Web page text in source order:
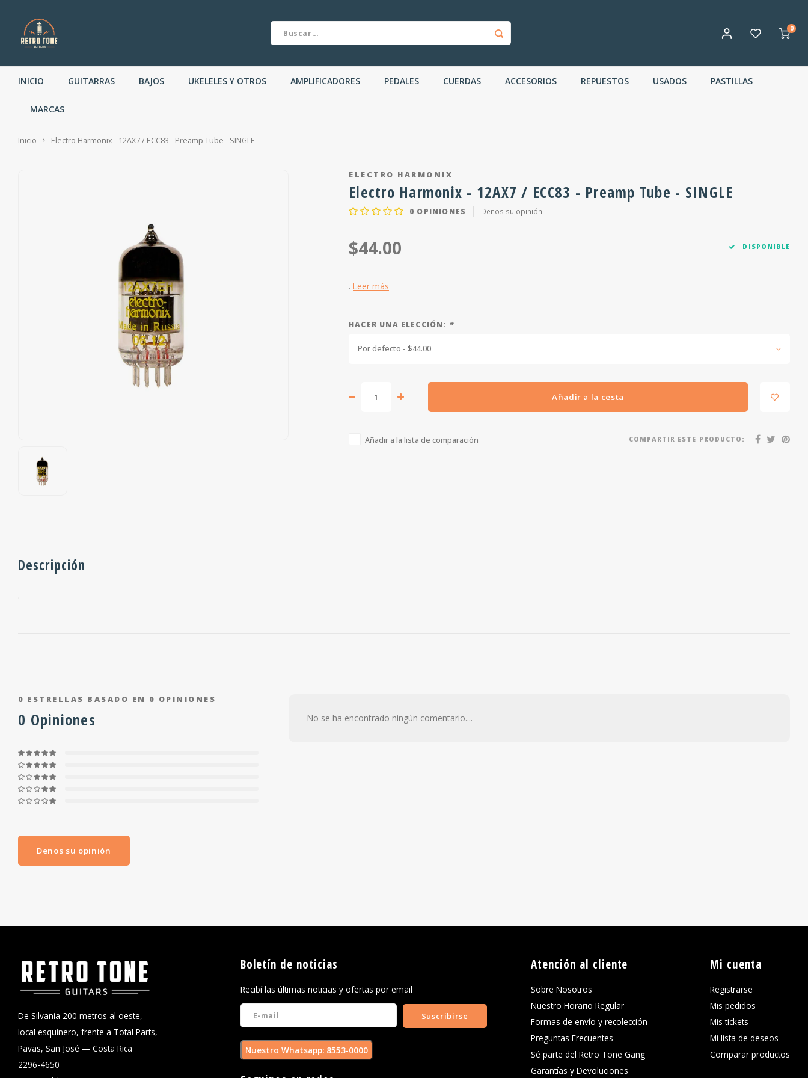
0
INICIO GUITARRAS BAJOS UKELELES Y OTROS AMPLIFICADORES PEDALES CUERDAS ACCESORIOS REPUESTOS USADOS PASTILLAS
MARCAS
Inicio Electro Harmonix - 12AX7 / ECC83 - Preamp Tube - SINGLE
ELECTRO HARMONIX
Electro Harmonix - 12AX7 / ECC83 - Preamp Tube - SINGLE
0 OPINIONES Denos su opinión
$44.00 DISPONIBLE
. Leer más
HACER UNA ELECCIÓN: *
Por defecto - $44.00
Añadir a la cesta
Añadir a la lista de comparación COMPARTIR ESTE PRODUCTO:
Descripción
.
0 ESTRELLAS BASADO EN 0 OPINIONES
0 Opiniones
Denos su opinión
No se ha encontrado ningún comentario....
De Silvania 200 metros al oeste,
local esquinero, frente a Total Parts,
Pavas, San José — Costa Rica
2296-4650
Boletín de noticias
Recibí las últimas noticias y ofertas por email
Suscribirse
Nuestro Whatsapp: 8553-0000
Atención al cliente
Sobre Nosotros
Nuestro Horario Regular
Formas de envío y recolección
Preguntas Frecuentes
Sé parte del Retro Tone Gang
Garantías y Devoluciones
Mi cuenta
Registrarse
Mis pedidos
Mis tickets
Mi lista de deseos
Comparar productos